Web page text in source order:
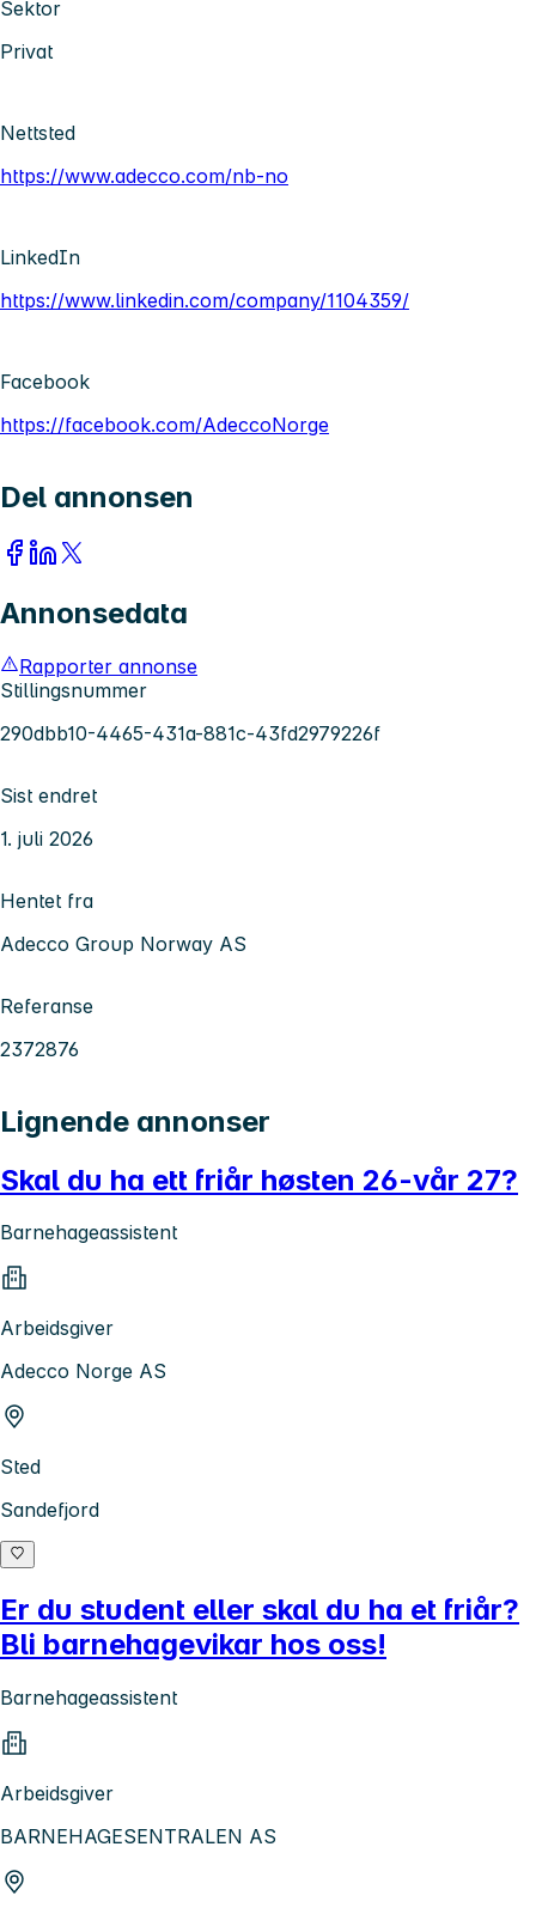
Sektor
Privat
Nettsted
https://www.adecco.com/nb-no
LinkedIn
https://www.linkedin.com/company/1104359/
Facebook
https://facebook.com/AdeccoNorge
Del annonsen
Annonsedata
Rapporter annonse
Stillingsnummer
290dbb10-4465-431a-881c-43fd2979226f
Sist endret
1. juli 2026
Hentet fra
Adecco Group Norway AS
Referanse
2372876
Lignende annonser
Skal du ha ett friår høsten 26-vår 27?
Barnehageassistent
Arbeidsgiver
Adecco Norge AS
Sted
Sandefjord
Er du student eller skal du ha et friår?
Bli barnehagevikar hos oss!
Barnehageassistent
Arbeidsgiver
BARNEHAGESENTRALEN AS